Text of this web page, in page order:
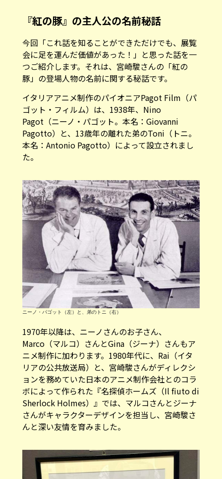
『紅の豚』の主人公の名前秘話
今回「これ話を知ることができただけでも、展覧
会に足を運んだ価値があった！」と思った話を一
つご紹介します。それは、宮崎駿さんの「紅の
豚」の登場人物の名前に関する秘話です。
イタリアアニメ制作のパイオニアPagot Film（パ
ゴット・フィルム）は、1938年、Nino
Pagot（ニーノ・パゴット。本名：Giovanni
Pagotto）と、13歳年の離れた弟のToni（トニ。
本名：Antonio Pagotto）によって設立されまし
た。
ニーノ・パゴット（左）と、弟のトニ（右）
1970年以降は、ニーノさんのお子さん、
Marco（マルコ）さんとGina（ジーナ）さんもア
ニメ制作に加わります。1980年代に、Rai（イタ
リアの公共放送局）と、宮崎駿さんがディレクシ
ョンを務めていた日本のアニメ制作会社とのコラ
ボによって作られた『名探偵ホームズ（Il fiuto di
Sherlock Holmes）』では、マルコさんとジーナ
さんがキャラクターデザインを担当し、宮崎駿さ
んと深い友情を育みました。